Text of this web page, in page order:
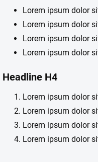
Lorem ipsum dolor
Lorem ipsum dolor
Lorem ipsum dolor
Lorem ipsum dolor
Headline H4
Lorem ipsum dolor
Lorem ipsum dolor
Lorem ipsum dolor
Lorem ipsum dolor